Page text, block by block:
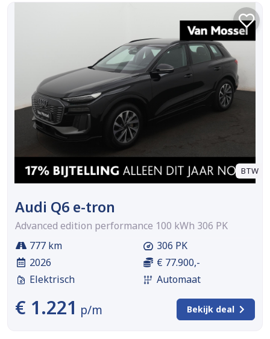
BTW
Audi Q6 e-tron
Advanced edition performance 100 kWh 306 PK
777 km
2026
Elektrisch
306 PK
€ 77.900,-
Automaat
€ 1.221 p/m Bekijk deal